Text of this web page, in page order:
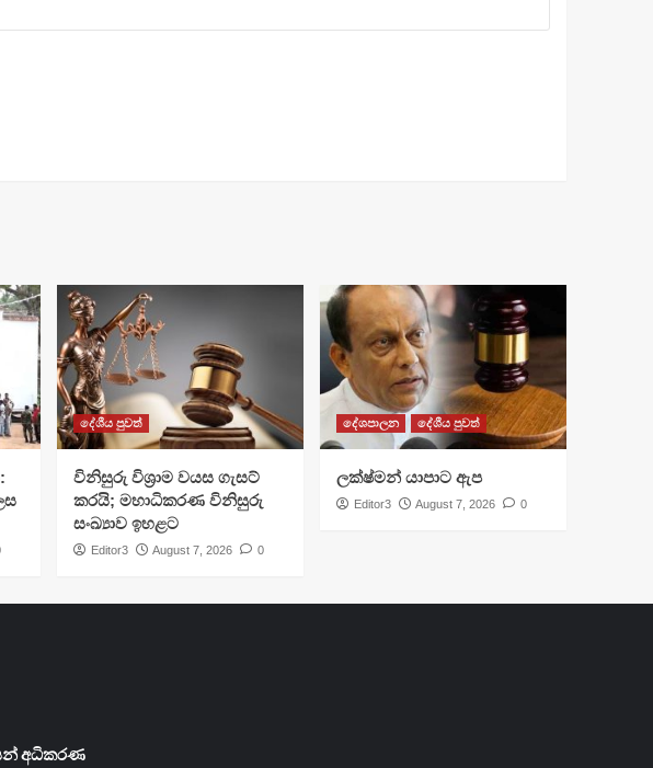
දේශීය පුවත්
විනිසුරු විශ්‍රාම වයස ගැසට්
කරයි; මහාධිකරණ විනිසුරු
සංඛ්‍යාව ඉහළට
Editor3 August 7, 2026 0
දේශපාලන දේශීය පුවත්
ලක්ෂ්මන් යාපාට ඇප
Editor3 August 7, 2026 0
අධිකරණ